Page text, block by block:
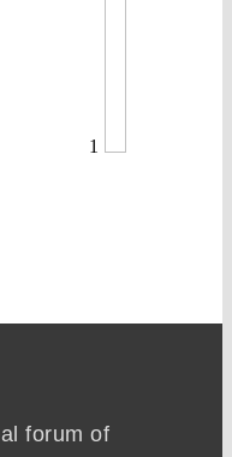
1
forum of